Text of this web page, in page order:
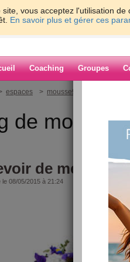
vous acceptez l'utilisation
En savoir plus et gérer ces
Coaching Groupes
espaces > mousse9 > Devoir de
de mousse9
de
le 08/05/2015 à 21:24